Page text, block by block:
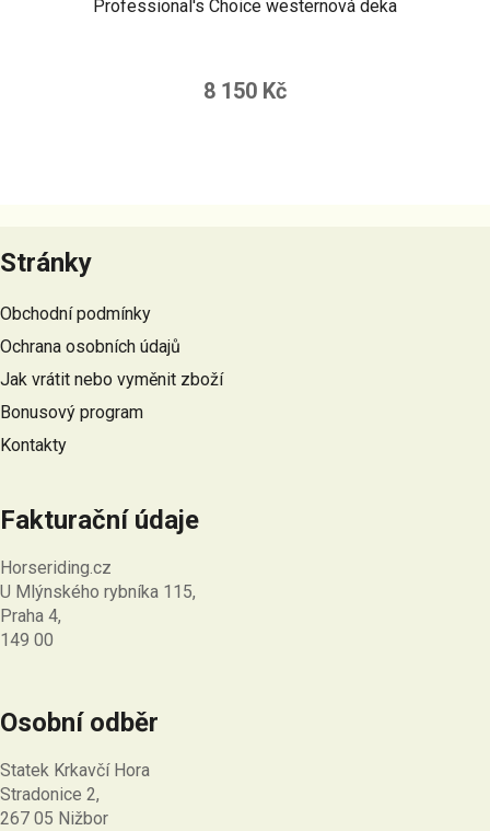
Professional's Choice westernová deka
8 150 Kč
á
p
a
í
Stránky
Obchodní podmínky
Ochrana osobních údajů
Jak vrátit nebo vyměnit zboží
Bonusový program
Kontakty
Fakturační údaje
Horseriding.cz
U Mlýnského rybníka 115,
Praha 4,
149 00
Osobní odběr
Statek Krkavčí Hora
Stradonice 2,
267 05 Nižbor